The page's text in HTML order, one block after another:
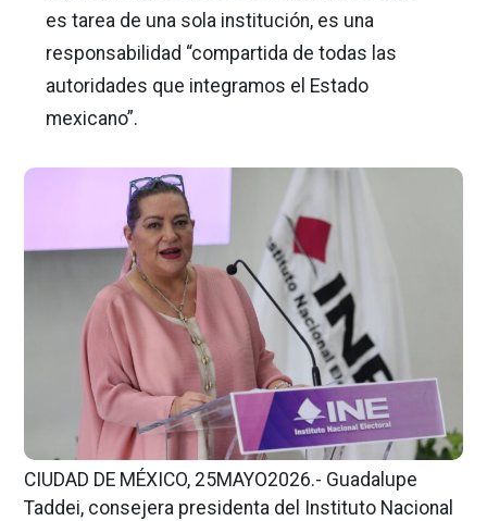
es tarea de una sola institución, es una
responsabilidad “compartida de todas las
autoridades que integramos el Estado
mexicano”.
CIUDAD DE MÉXICO, 25MAYO2026.- Guadalupe
Taddei, consejera presidenta del Instituto Nacional